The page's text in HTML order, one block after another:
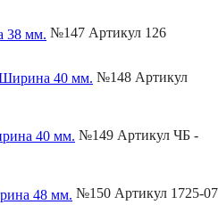
№147 Артикул 126
№148 Артикул
№149 Артикул ЧБ -
№150 Артикул 1725-07